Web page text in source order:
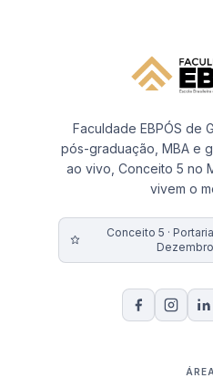
Faculdade EBPÓS de
pós-graduação, MBA e
ao vivo, Conceito 5 no
vivem o
Conceito 5 ·